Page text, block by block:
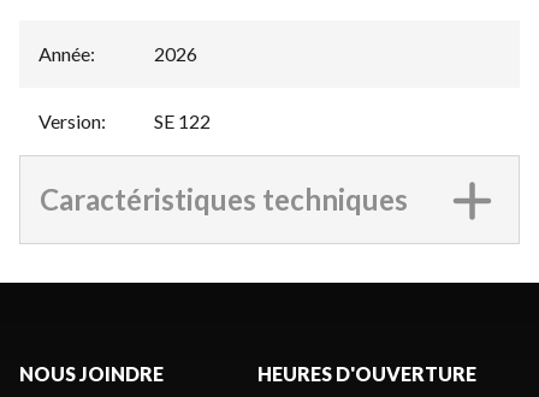
Année: 2026
Version: SE 122
Caractéristiques techniques
NOUS JOINDRE HEURES D'OUVERTURE